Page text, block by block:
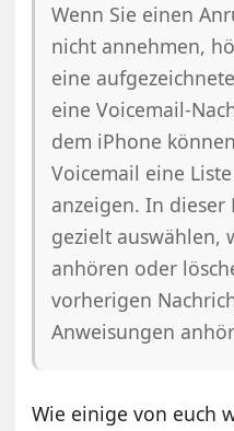
Wenn Sie einen
nicht annehmen,
eine
eine Voicemail-
dem iPhone
Voicemail eine
anzeigen. In dieser
gezielt auswählen,
anhören oder
vorherigen
Anweisungen
Wie einige von euch